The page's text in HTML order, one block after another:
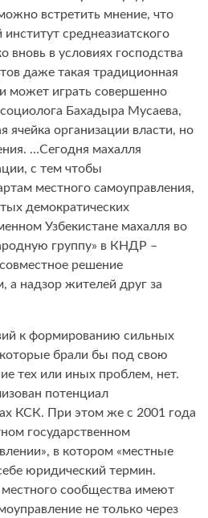
встретить мнение, что
среднеазиатского
вновь в условиях господства
даже такая традиционная
может играть совершенно
Бахадыра Мусаева,
ячейка организации власти, но
…Сегодня махалля
с тем чтобы
местного самоуправления,
демократических
Узбекистане махалля во
группу» в КНДР –
решение
а надзор жителей друг за
к формированию сильных
брали бы под свою
тех или иных проблем, нет.
потенциал
КСК. При этом же с 2001 года
государственном
в котором «местные
юридический термин.
сообщества имеют
не только через